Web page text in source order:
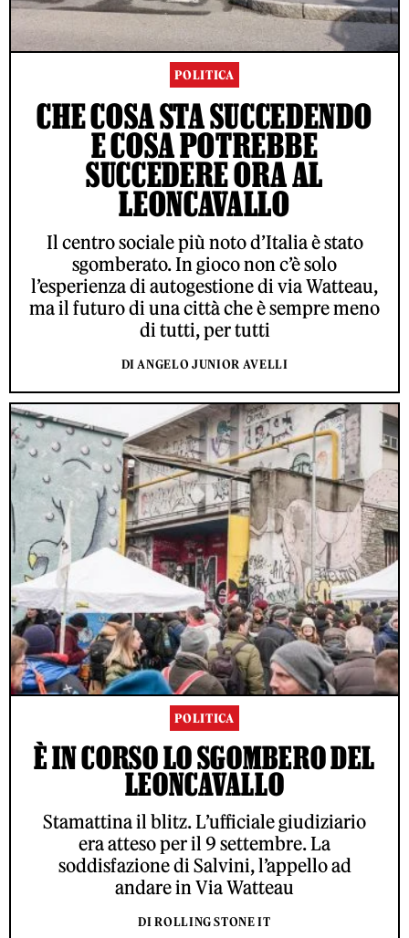
POLITICA
CHE COSA STA SUCCEDENDO
E COSA POTREBBE
SUCCEDERE ORA AL
LEONCAVALLO
Il centro sociale più noto d’Italia è stato
sgomberato. In gioco non c’è solo
l’esperienza di autogestione di via Watteau,
ma il futuro di una città che è sempre meno
di tutti, per tutti
DI ANGELO JUNIOR AVELLI
POLITICA
È IN CORSO LO SGOMBERO DEL
LEONCAVALLO
Stamattina il blitz. L’ufficiale giudiziario
era atteso per il 9 settembre. La
soddisfazione di Salvini, l’appello ad
andare in Via Watteau
DI ROLLING STONE IT